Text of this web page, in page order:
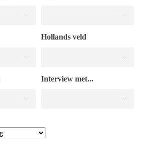
Hollands veld
Interview met...